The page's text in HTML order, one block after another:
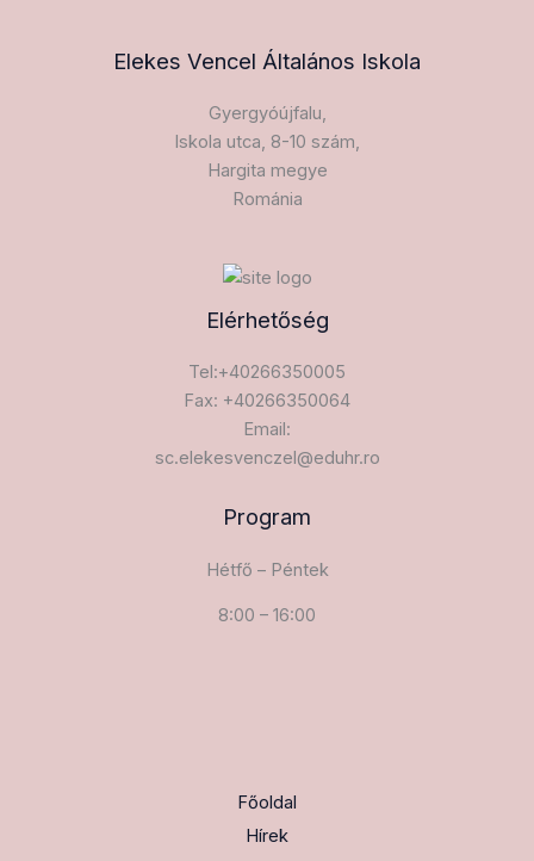
Elekes Vencel Általános Iskola​
Gyergyóújfalu,
Iskola utca, 8-10 szám,
Hargita megye
Románia
Elérhetőség
Tel:+40266350005
Fax: +40266350064
Email:
sc.elekesvenczel@eduhr.ro
Program
Hétfő – Péntek
8:00 – 16:00
Főoldal
Hírek